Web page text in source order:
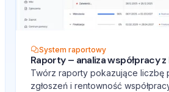
System raportowy
Raporty – analiza współpracy
Twórz raporty pokazujące liczbę
zgłoszeń i rentowność